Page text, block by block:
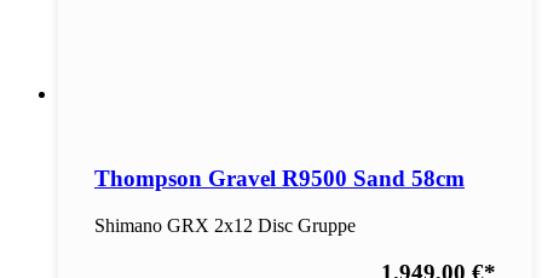
Thompson Gravel R9500 Sand 58cm
Shimano GRX 2x12 Disc Gruppe
1.949,00 €*